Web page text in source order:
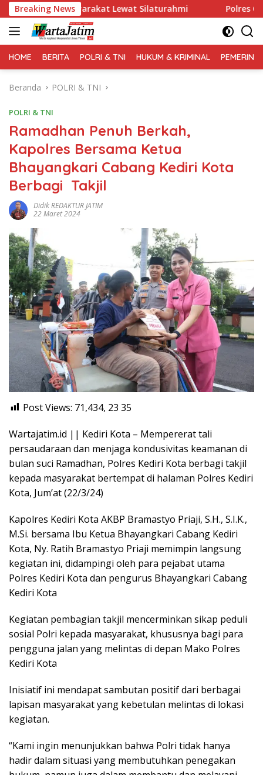
Langsung
ke
konten
Breaking News
Masyarakat Lewat Silaturahmi Polres Gresik
HOME BERITA POLRI & TNI HUKUM & KRIMINAL
Beranda POLRI & TNI
POLRI & TNI
Ramadhan Penuh Berkah,
Kapolres Bersama Ketua
Bhayangkari Cabang Kediri Kota
Berbagi Takjil
Didik REDAKTUR JATIM
22 Maret 2024
Post Views: 71,434, 23 35
Wartajatim.id || Kediri Kota – Mempererat tali
persaudaraan dan menjaga kondusivitas keamanan di
bulan suci Ramadhan, Polres Kediri Kota berbagi takjil
kepada masyarakat bertempat di halaman Polres Kediri
Kota, Jum’at (22/3/24)
Kapolres Kediri Kota AKBP Bramastyo Priaji, S.H., S.I.K.,
M.Si. bersama Ibu Ketua Bhayangkari Cabang Kediri
Kota, Ny. Ratih Bramastyo Priaji memimpin langsung
kegiatan ini, didampingi oleh para pejabat utama
Polres Kediri Kota dan pengurus Bhayangkari Cabang
Kediri Kota
Kegiatan pembagian takjil mencerminkan sikap peduli
sosial Polri kepada masyarakat, khususnya bagi para
pengguna jalan yang melintas di depan Mako Polres
Kediri Kota
Inisiatif ini mendapat sambutan positif dari berbagai
lapisan masyarakat yang kebetulan melintas di lokasi
kegiatan.
“Kami ingin menunjukkan bahwa Polri tidak hanya
hadir dalam situasi yang membutuhkan penegakan